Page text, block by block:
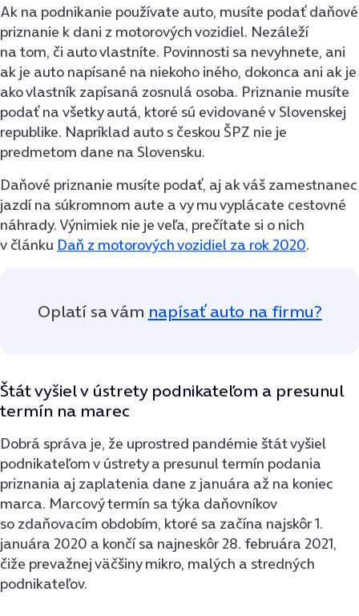
Ak na podnikanie používate auto, musíte podať daňové
priznanie k dani z motorových vozidiel. Nezáleží
na tom, či auto vlastníte. Povinnosti sa nevyhnete, ani
ak je auto napísané na niekoho iného, dokonca ani ak je
ako vlastník zapísaná zosnulá osoba. Priznanie musíte
podať na všetky autá, ktoré sú evidované v Slovenskej
republike. Napríklad auto s českou ŠPZ nie je
predmetom dane na Slovensku.
Daňové priznanie musíte podať, aj ak váš zamestnanec
jazdí na súkromnom aute a vy mu vyplácate cestovné
náhrady. Výnimiek nie je veľa, prečítate si o nich
v článku Daň z motorových vozidiel za rok 2020.
Oplatí sa vám napísať auto na firmu?
Štát vyšiel v ústrety podnikateľom a presunul
termín na marec
Dobrá správa je, že uprostred pandémie štát vyšiel
podnikateľom v ústrety a presunul termín podania
priznania aj zaplatenia dane z januára až na koniec
marca. Marcový termín sa týka daňovníkov
so zdaňovacím obdobím, ktoré sa začína najskôr 1.
januára 2020 a končí sa najneskôr 28. februára 2021,
čiže prevažnej väčšiny mikro, malých a stredných
podnikateľov.